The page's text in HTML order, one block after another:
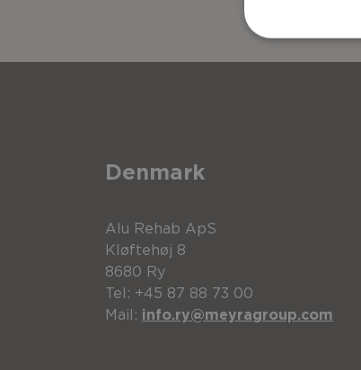
Denmark
Alu Rehab ApS
Kløftehøj 8
8680 Ry
Tel: +45 87 88 73 00
Mail: info.ry@meyragroup.com